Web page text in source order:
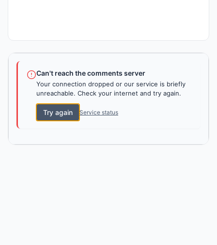
Can't reach the comments server
Your connection dropped or our service is briefly
unreachable. Check your internet and try again.
Try again Service status